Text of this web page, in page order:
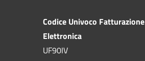
Codice Univoco Fatturazione
Elettronica
UF90IV